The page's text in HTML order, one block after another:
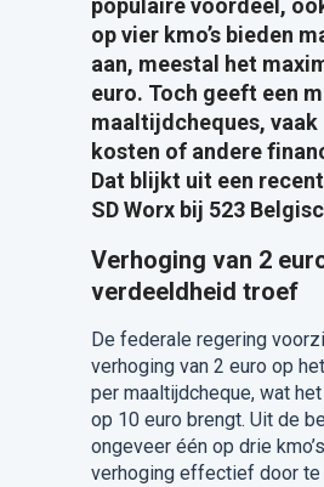
populaire voordeel,
op vier kmo’s bieden
aan, meestal het
euro. Toch geeft een
maaltijdcheques, vaak
kosten of andere
Dat blijkt uit een
SD Worx bij 523
Verhoging van 2
verdeeldheid troef
De federale regering
verhoging van 2 euro op
per maaltijdcheque, wat
op 10 euro brengt. Uit de
ongeveer één op drie
verhoging effectief door te